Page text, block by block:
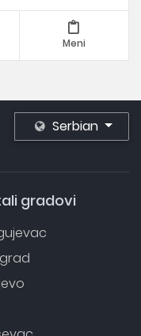
Meni
Serbian
gradovi